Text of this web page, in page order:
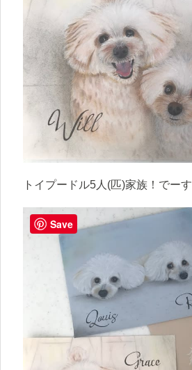
トイプードル5人(匹)家族！でーす
Save